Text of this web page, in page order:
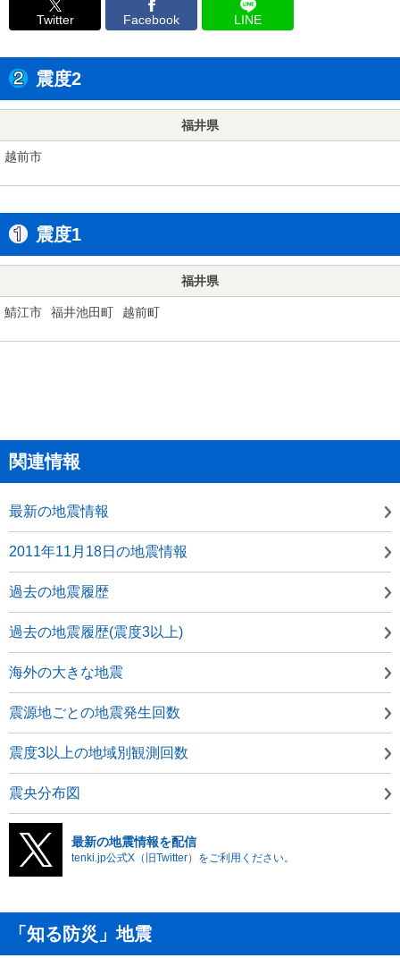
Twitter Facebook LINE
震度2
福井県
越前市
震度1
福井県
鯖江市 福井池田町 越前町
関連情報
最新の地震情報
2011年11月18日の地震情報
過去の地震履歴
過去の地震履歴(震度3以上)
海外の大きな地震
震源地ごとの地震発生回数
震度3以上の地域別観測回数
震央分布図
最新の地震情報を配信
tenki.jp公式X（旧Twitter）をご利用ください。
「知る防災」地震